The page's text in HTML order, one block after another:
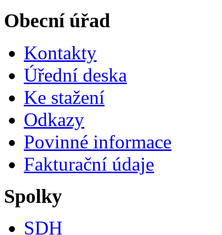
Obecní úřad
Kontakty
Úřední deska
Ke stažení
Odkazy
Povinné informace
Fakturační údaje
Spolky
SDH